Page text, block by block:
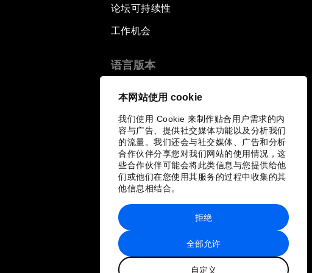
本网站使用 cookie
我们使用 Cookie 来制作贴合用户需求的内
容与广告、提供社交媒体功能以及分析我们
的流量。我们还会与社交媒体、广告和分析
合作伙伴分享您对我们网站的使用情况，这
些合作伙伴可能会将此类信息与您提供给他
们或他们在您使用其服务的过程中收集的其
他信息相结合。
全部允许
自定义
拒绝
论坛可持续性
工作机会
语言版本